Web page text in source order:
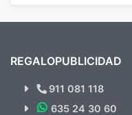
¿Quieres ver
Novedades y
REGALOPUBLICIDAD
911 081 118
635 24 30 60